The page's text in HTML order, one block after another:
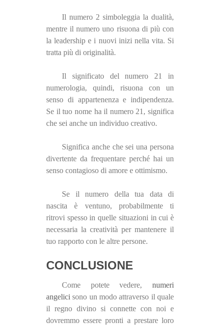
Il numero 2 simboleggia la dualità,
mentre il numero uno risuona di più con
la leadership e i nuovi inizi nella vita. Si
tratta più di originalità.
Il significato del numero 21 in
numerologia, quindi, risuona con un
senso di appartenenza e indipendenza.
Se il tuo nome ha il numero 21, significa
che sei anche un individuo creativo.
Significa anche che sei una persona
divertente da frequentare perché hai un
senso contagioso di amore e ottimismo.
Se il numero della tua data di
nascita è ventuno, probabilmente ti
ritrovi spesso in quelle situazioni in cui è
necessaria la creatività per mantenere il
tuo rapporto con le altre persone.
CONCLUSIONE
Come potete vedere, numeri
angelici sono un modo attraverso il quale
il regno divino si connette con noi e
dovremmo essere pronti a prestare loro